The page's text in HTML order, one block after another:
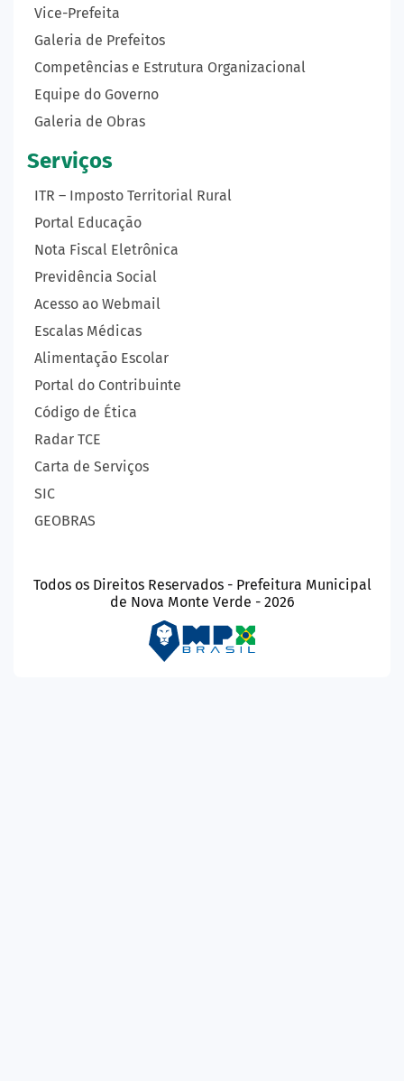
Vice-Prefeita
Galeria de Prefeitos
Competências e Estrutura Organizacional
Equipe do Governo
Galeria de Obras
Serviços
ITR – Imposto Territorial Rural
Portal Educação
Nota Fiscal Eletrônica
Previdência Social
Acesso ao Webmail
Escalas Médicas
Alimentação Escolar
Portal do Contribuinte
Código de Ética
Radar TCE
Carta de Serviços
SIC
GEOBRAS
Todos os Direitos Reservados - Prefeitura Municipal
de Nova Monte Verde - 2026